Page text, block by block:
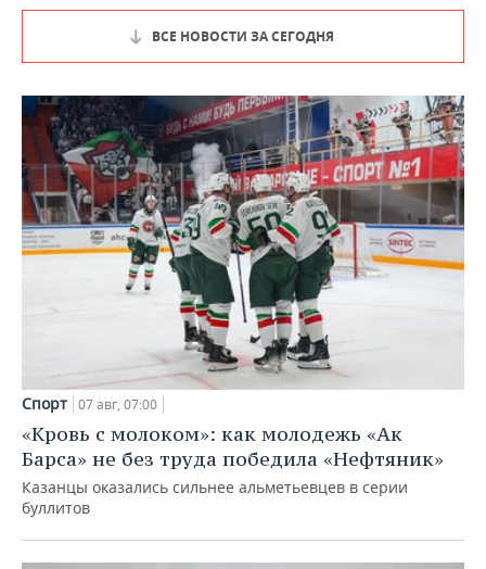
ВСЕ НОВОСТИ ЗА СЕГОДНЯ
Спорт 07 авг, 07:00
«Кровь с молоком»: как молодежь «Ак
Барса» не без труда победила «Нефтяник»
Казанцы оказались сильнее альметьевцев в серии
буллитов